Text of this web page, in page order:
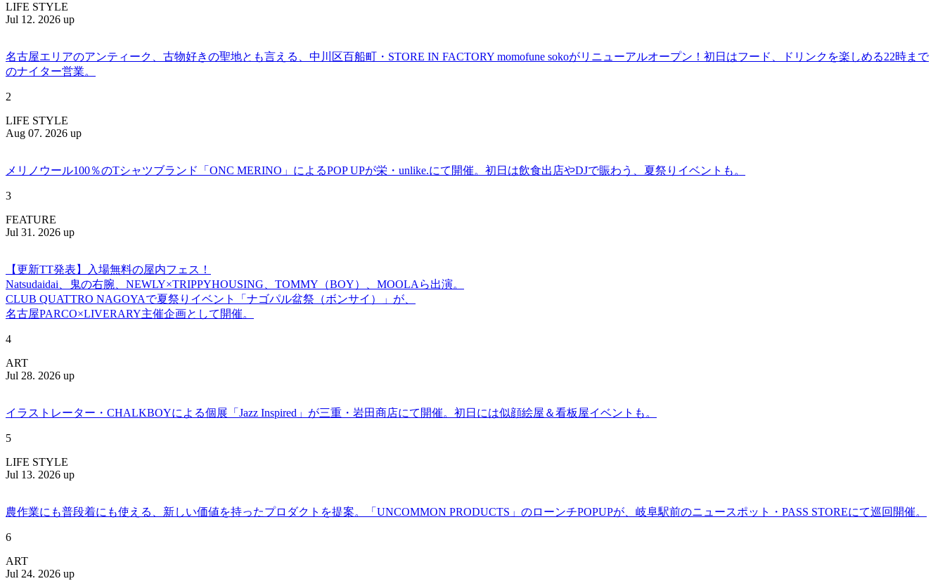
LIFE STYLE
Jul 12. 2026 up
名古屋エリアのアンティーク、古物好きの聖地とも言える、中川区百船町・STORE IN FACTORY momofune sokoがリニューアルオープン！初日はフード、ドリンクを楽しめる22時まで
のナイター営業。
2
LIFE STYLE
Aug 07. 2026 up
メリノウール100％のTシャツブランド「ONC MERINO」によるPOP UPが栄・unlike.にて開催。初日は飲食出店やDJで賑わう、夏祭りイベントも。
3
FEATURE
Jul 31. 2026 up
【更新TT発表】入場無料の屋内フェス！
Natsudaidai、鬼の右腕、NEWLY×TRIPPYHOUSING、TOMMY（BOY）、MOOLAら出演。
CLUB QUATTRO NAGOYAで夏祭りイベント「ナゴパル盆祭（ボンサイ）」が、
名古屋PARCO×LIVERARY主催企画として開催。
4
ART
Jul 28. 2026 up
イラストレーター・CHALKBOYによる個展「Jazz Inspired」が三重・岩田商店にて開催。初日には似顔絵屋＆看板屋イベントも。
5
LIFE STYLE
Jul 13. 2026 up
農作業にも普段着にも使える、新しい価値を持ったプロダクトを提案。「UNCOMMON PRODUCTS」のローンチPOPUPが、岐阜駅前のニュースポット・PASS STOREにて巡回開催。
6
ART
Jul 24. 2026 up